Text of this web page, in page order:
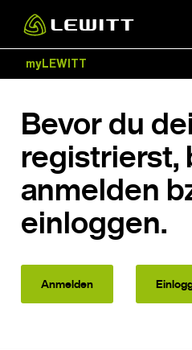
main
contentmyLEWITT
Bevor du
registrierst,
anmelden
einloggen.
Anmelden